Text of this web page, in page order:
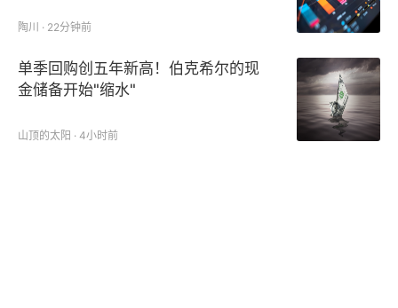
陶川 · 22分钟前
单季回购创五年新高！伯克希尔的现
金储备开始"缩水"
山顶的太阳 · 4小时前